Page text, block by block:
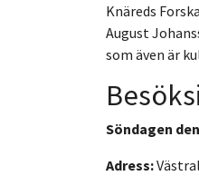
Knäreds
August
som även är
Söndagen
Adress: